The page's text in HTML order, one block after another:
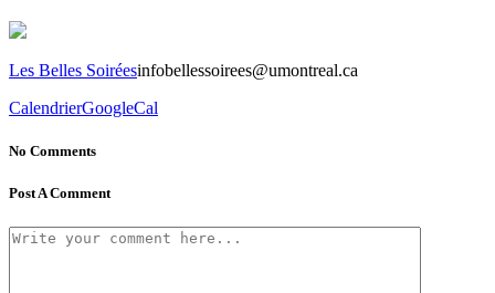
Les Belles Soiréesinfobellessoirees@umontreal.ca
CalendrierGoogleCal
No Comments
Post A Comment